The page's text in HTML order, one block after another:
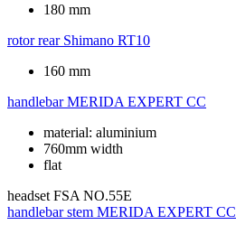
180 mm
rotor rear Shimano RT10
160 mm
handlebar MERIDA EXPERT CC
material: aluminium
760mm width
flat
headset FSA NO.55E
handlebar stem MERIDA EXPERT CC